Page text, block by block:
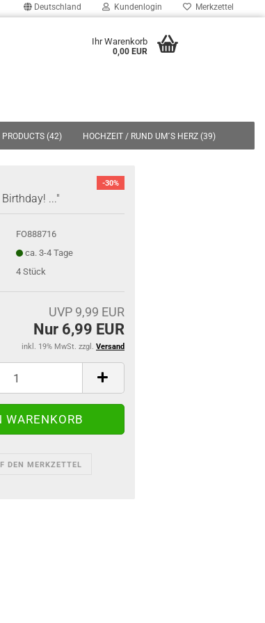
Deutschland Kundenlogin Merkzettel
Ihr Warenkorb
0,00 EUR
PRODUCTS (42) HOCHZEIT / RUND UM´S HERZ (39)
-30%
..."
FO888716
ca. 3-4 Tage
4 Stück
UVP 9,99 EUR
Nur 6,99 EUR
inkl. 19% MwSt. zzgl. Versand
DEN MERKZETTEL